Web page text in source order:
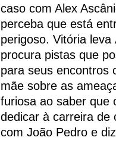
caso com Alex
perceba que está
perigoso. Vitória
procura pistas que
para seus encontros
mãe sobre as
furiosa ao saber que
dedicar à carreira de
com João Pedro e